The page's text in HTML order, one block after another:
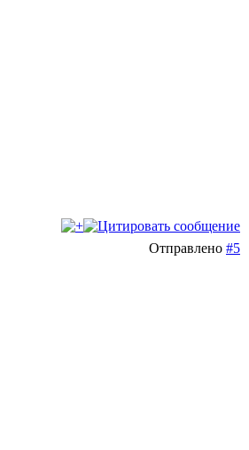
Отправлено #5